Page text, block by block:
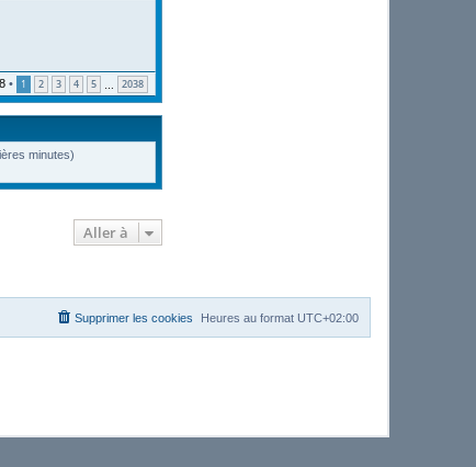
• 1 2 3 4 5 … 2038
minutes)
Aller à
Heures au format UTC+02:00
Supprimer les cookies